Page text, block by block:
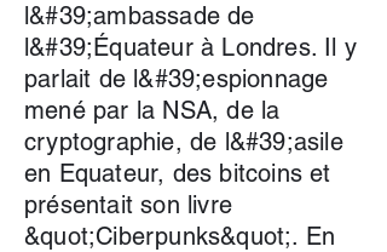
l&#39;ambassade de
l&#39;Équateur à Londres. Il y
parlait de l&#39;espionnage
mené par la NSA, de la
cryptographie, de l&#39;asile
en Equateur, des bitcoins et
présentait son livre
&quot;Ciberpunks&quot;. En